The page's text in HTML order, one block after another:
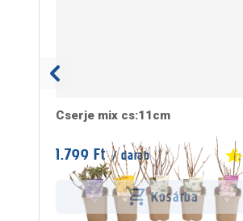
Cserje mix cs:11cm
1.799 Ft / darab
Kosárba